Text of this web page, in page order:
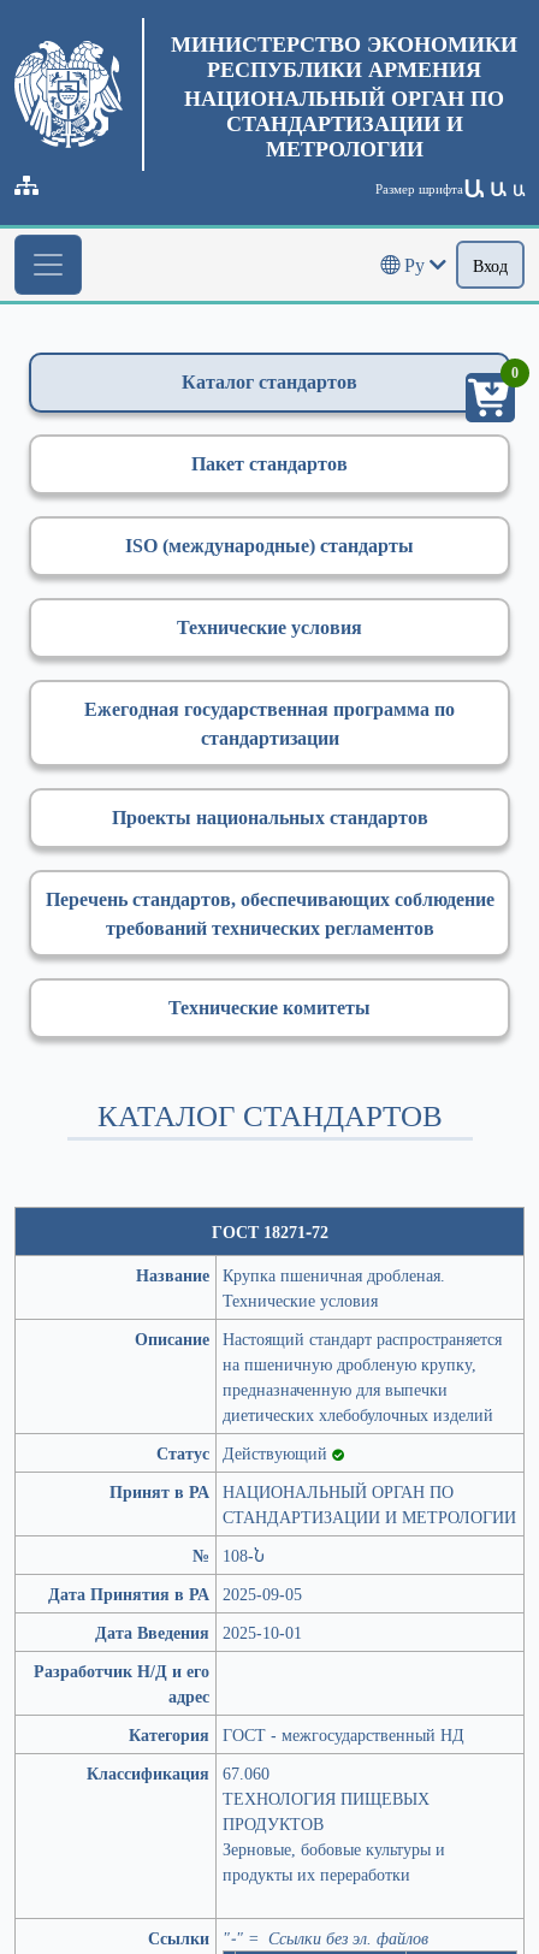
МИНИСТЕРСТВО ЭКОНОМИКИ
РЕСПУБЛИКИ АРМЕНИЯ
НАЦИОНАЛЬНЫЙ ОРГАН ПО
СТАНДАРТИЗАЦИИ И
МЕТРОЛОГИИ
Размер шрифтаԱ Ա Ա
Ру Вход
Каталог стандартов
Пакет стандартов
ISO (международные) стандарты
Технические условия
Ежегодная государственная программа по
стандартизации
Проекты национальных стандартов
Перечень стандартов, обеспечивающих соблюдение
требований технических регламентов
Технические комитеты
КАТАЛОГ СТАНДАРТОВ
ГОСТ 18271-72
Название Крупка пшеничная дробленая.
Технические условия
Описание Настоящий стандарт распространяется
на пшеничную дробленую крупку,
предназначенную для выпечки
диетических хлебобулочных изделий
Статус Действующий
Принят в РА НАЦИОНАЛЬНЫЙ ОРГАН ПО
СТАНДАРТИЗАЦИИ И МЕТРОЛОГИИ
№
108-Ն
Дата Принятия в РА 2025-09-05
Дата Введения
2025-10-01
Разработчик Н/Д и его
адрес
Категория
ГОСТ - межгосударственный НД
Классификация
67.060
ТЕХНОЛОГИЯ ПИЩЕВЫХ
ПРОДУКТОВ
Зерновые, бобовые культуры и
продукты их переработки
Ссылки "-" = Ссылки без эл. файлов
0